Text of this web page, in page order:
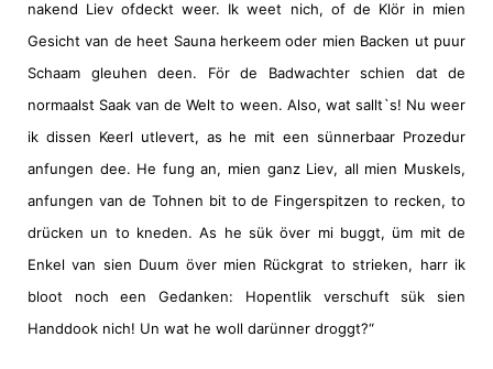
nakend Liev ofdeckt weer. Ik weet nich, of de Klör in mien
Gesicht van de heet Sauna herkeem oder mien Backen ut puur
Schaam gleuhen deen. För de Badwachter schien dat de
normaalst Saak van de Welt to ween. Also, wat sallt`s! Nu weer
ik dissen Keerl utlevert, as he mit een sünnerbaar Prozedur
anfungen dee. He fung an, mien ganz Liev, all mien Muskels,
anfungen van de Tohnen bit to de Fingerspitzen to recken, to
drücken un to kneden. As he sük över mi buggt, üm mit de
Enkel van sien Duum över mien Rückgrat to strieken, harr ik
bloot noch een Gedanken: Hopentlik verschuft sük sien
Handdook nich! Un wat he woll darünner droggt?“